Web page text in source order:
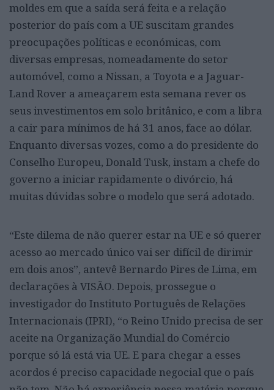
moldes em que a saída será feita e a relação
posterior do país com a UE suscitam grandes
preocupações políticas e económicas, com
diversas empresas, nomeadamente do setor
automóvel, como a Nissan, a Toyota e a Jaguar-
Land Rover a ameaçarem esta semana rever os
seus investimentos em solo britânico, e com a libra
a cair para mínimos de há 31 anos, face ao dólar.
Enquanto diversas vozes, como a do presidente do
Conselho Europeu, Donald Tusk, instam a chefe do
governo a iniciar rapidamente o divórcio, há
muitas dúvidas sobre o modelo que será adotado.
“Este dilema de não querer estar na UE e só querer
acesso ao mercado único vai ser difícil de dirimir
em dois anos”, antevê Bernardo Pires de Lima, em
declarações à VISÃO. Depois, prossegue o
investigador do Instituto Português de Relações
Internacionais (IPRI), “o Reino Unido precisa de ser
aceite na Organização Mundial do Comércio
porque só lá está via UE. E para chegar a esses
acordos é preciso capacidade negocial que o país